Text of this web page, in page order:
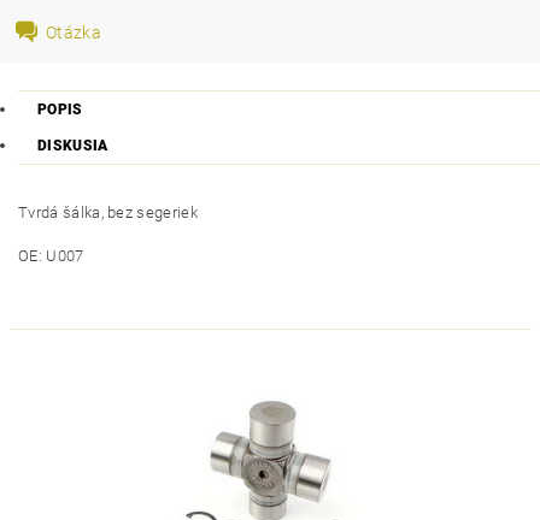
Otázka
POPIS
DISKUSIA
Tvrdá šálka, bez segeriek
OE: U007